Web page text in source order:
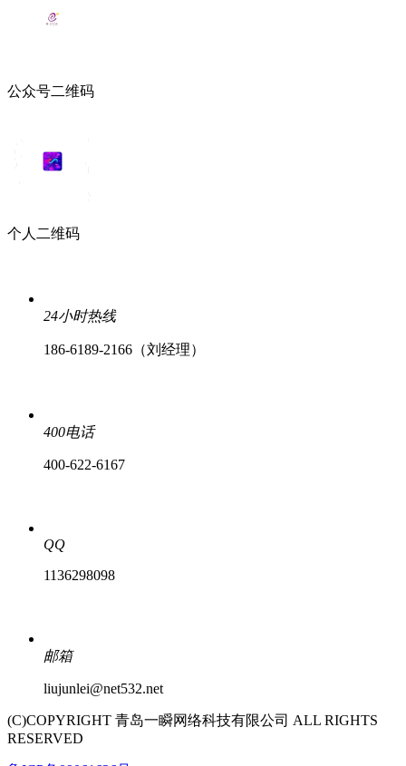
公众号二维码
个人二维码
24小时热线
186-6189-2166（刘经理）
400电话
400-622-6167
QQ
1136298098
邮箱
liujunlei@net532.net
(C)COPYRIGHT 青岛一瞬网络科技有限公司 ALL RIGHTS
RESERVED